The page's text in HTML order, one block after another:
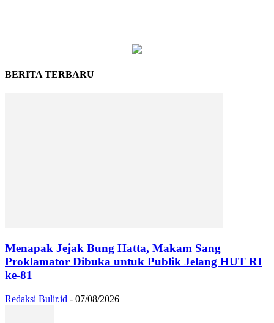
BERITA TERBARU
Menapak Jejak Bung Hatta, Makam Sang
Proklamator Dibuka untuk Publik Jelang HUT RI
ke-81
Redaksi Bulir.id - 07/08/2026